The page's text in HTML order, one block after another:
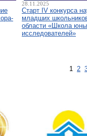
28.11.2025
Старт IV конкурса
младших
области «Школа
исследователей»
1 2